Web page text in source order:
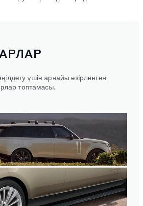
үшін арнайы әзірленген
топтамасы.